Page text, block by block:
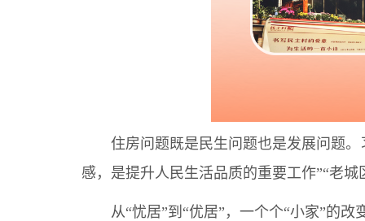
住房问题既是民生问题也是发展问题。
感，是提升人民生活品质的重要工作”“老
从“忧居”到“优居”，一个个“小家”的改